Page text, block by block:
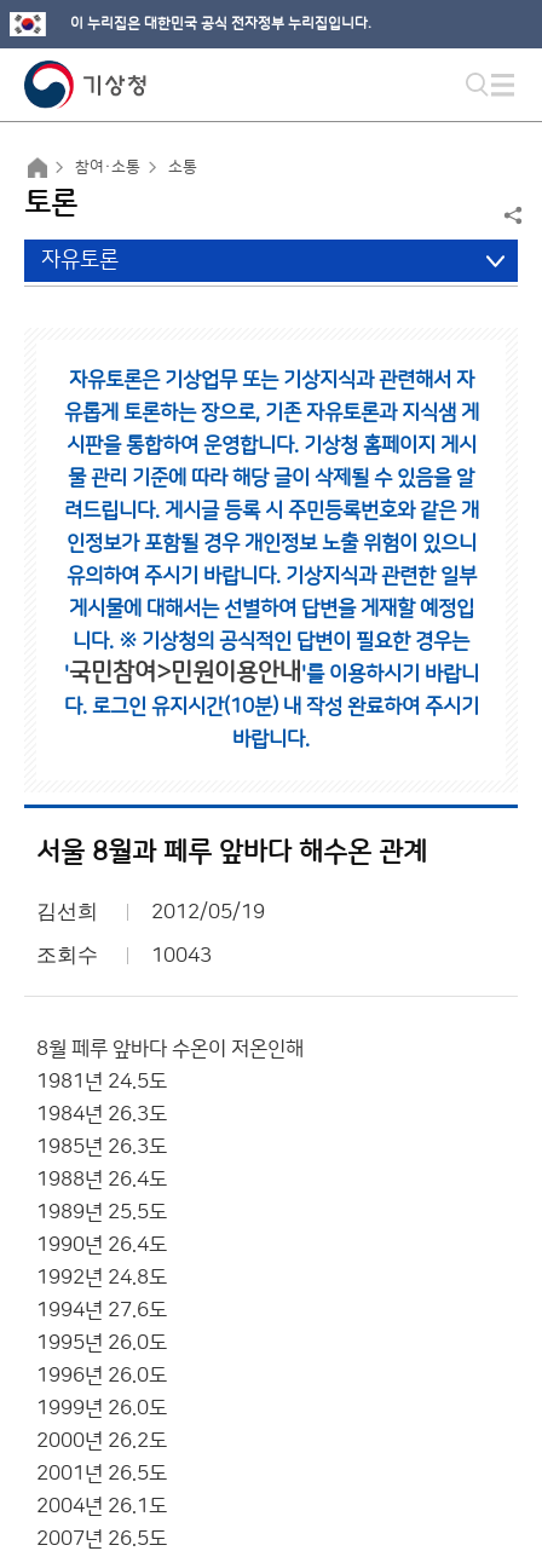
이 누리집은 대한민국 공식 전자정부 누리집입니다.
참여·소통 소통
토론
자유토론
자유토론은 기상업무 또는 기상지식과 관련해서 자
유롭게 토론하는 장으로, 기존 자유토론과 지식샘 게
시판을 통합하여 운영합니다. 기상청 홈페이지 게시
물 관리 기준에 따라 해당 글이 삭제될 수 있음을 알
려드립니다. 게시글 등록 시 주민등록번호와 같은 개
인정보가 포함될 경우 개인정보 노출 위험이 있으니
유의하여 주시기 바랍니다. 기상지식과 관련한 일부
게시물에 대해서는 선별하여 답변을 게재할 예정입
니다. ※ 기상청의 공식적인 답변이 필요한 경우는
'국민참여>민원이용안내 '를 이용하시기 바랍니
다. 로그인 유지시간(10분) 내 작성 완료하여 주시기
바랍니다.
서울 8월과 페루 앞바다 해수온 관계
김선희 2012/05/19
조회수 10043
8월 페루 앞바다 수온이 저온인해
1981년 24.5도
1984년 26.3도
1985년 26.3도
1988년 26.4도
1989년 25.5도
1990년 26.4도
1992년 24.8도
1994년 27.6도
1995년 26.0도
1996년 26.0도
1999년 26.0도
2000년 26.2도
2001년 26.5도
2004년 26.1도
2007년 26.5도